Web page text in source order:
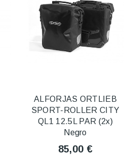
ALFORJAS ORTLIEB
SPORT-ROLLER CITY
QL1 12.5L PAR (2x)
Negro
85,00 €